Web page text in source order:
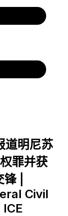
道明尼苏
罪并获
|
Civil